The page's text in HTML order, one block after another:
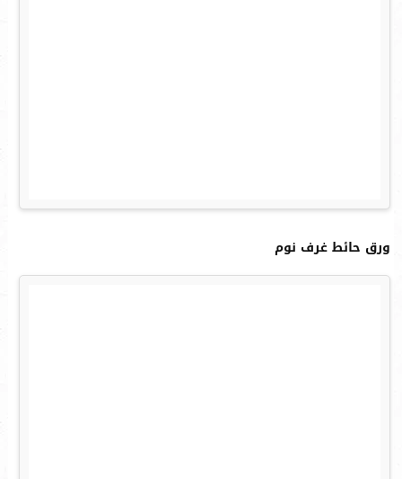
ورق حائط غرف نوم